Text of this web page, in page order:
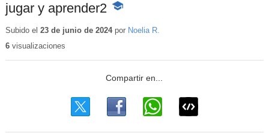
jugar y aprender2 -
educativo
Subido el 23 de junio de 2024por Noelia R.
6visualizaciones